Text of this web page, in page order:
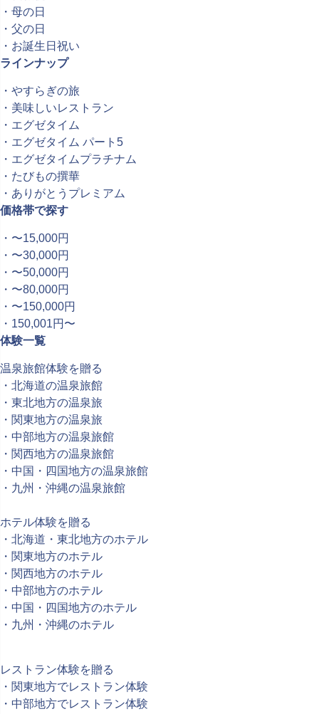
・母の日
・父の日
・お誕生日祝い
ラインナップ
・やすらぎの旅
・美味しいレストラン
・エグゼタイム
・エグゼタイム パート5
・エグゼタイムプラチナム
・たびもの撰華
・ありがとうプレミアム
価格帯で探す
・〜15,000円
・〜30,000円
・〜50,000円
・〜80,000円
・〜150,000円
・150,001円〜
体験一覧
温泉旅館体験を贈る
・北海道の温泉旅館
・東北地方の温泉旅
・関東地方の温泉旅
・中部地方の温泉旅館
・関西地方の温泉旅館
・中国・四国地方の温泉旅館
・九州・沖縄の温泉旅館
ホテル体験を贈る
・北海道・東北地方のホテル
・関東地方のホテル
・関西地方のホテル
・中部地方のホテル
・中国・四国地方のホテル
・九州・沖縄のホテル
レストラン体験を贈る
・関東地方でレストラン体験
・中部地方でレストラン体験